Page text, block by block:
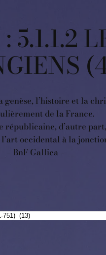
5.1.1.2
l’histoire et la
de la France.
républicaine, d’autre
occidental à la
– BnF Gallica –